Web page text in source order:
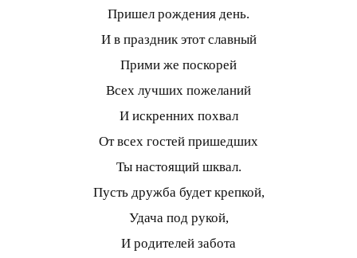
Пришел рождения день.
И в праздник этот славный
Прими же поскорей
Всех лучших пожеланий
И искренних похвал
От всех гостей пришедших
Ты настоящий шквал.
Пусть дружба будет крепкой,
Удача под рукой,
И родителей забота